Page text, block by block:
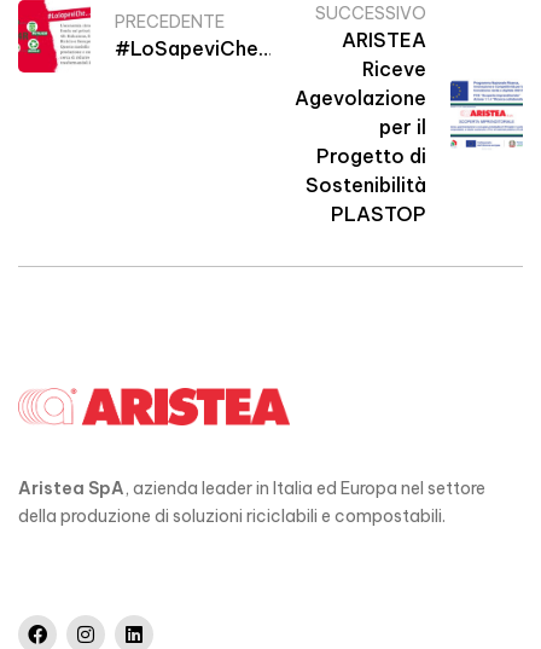
PRECEDENTE
#LoSapeviChe…
SUCCESSIVO
ARISTEA
Riceve
Agevolazione
per il
Progetto di
Sostenibilità
PLASTOP
Aristea SpA, azienda leader in Italia ed Europa nel settore
della produzione di soluzioni riciclabili e compostabili.